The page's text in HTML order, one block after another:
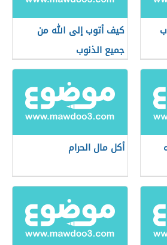
كيف أتوب إلى الله من
جميع الذنوب
أكل مال الحرام